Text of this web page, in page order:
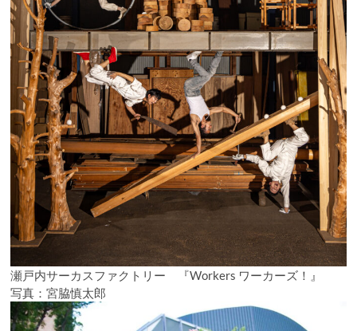
瀬戸内サーカスファクトリー 『Workers ワーカーズ！』
写真：宮脇慎太郎